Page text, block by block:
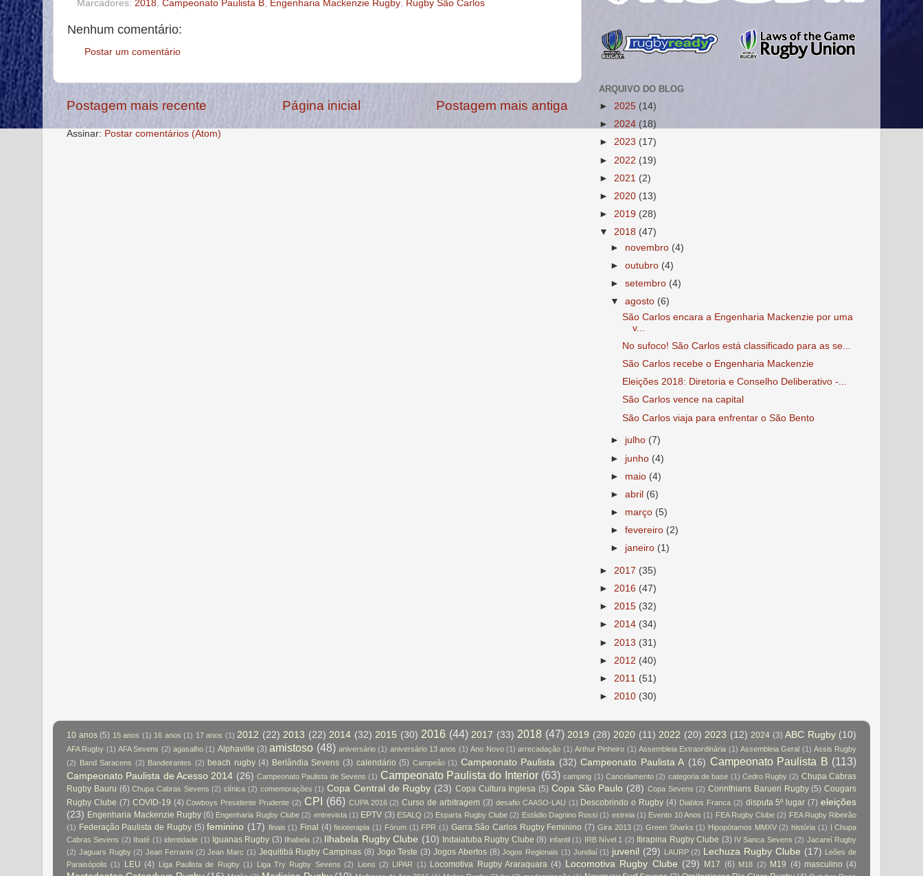
Marcadores: 2018, Campeonato Paulista B, Engenharia Mackenzie Rugby, Rugby São Carlos
Nenhum comentário:
Postar um comentário
Postagem mais recente Postagem mais antiga
Página inicial
Assinar: Postar comentários (Atom)
ARQUIVO DO BLOG
► 2025 (14)
► 2024 (18)
► 2023 (17)
► 2022 (19)
► 2021 (2)
► 2020 (13)
► 2019 (28)
▼
2018 (47)
► novembro (4)
►outubro (4)
►setembro (4)
▼
agosto (6)
São Carlos encara a Engenharia Mackenzie por uma
v...
No sufoco! São Carlos está classificado para as se...
São Carlos recebe o Engenharia Mackenzie
Eleições 2018: Diretoria e Conselho Deliberativo -...
São Carlos vence na capital
São Carlos viaja para enfrentar o São Bento
► julho (7)
► junho (4)
► maio (4)
►abril (6)
► março (5)
►fevereiro (2)
► janeiro (1)
► 2017 (35)
► 2016 (47)
► 2015 (32)
► 2014 (34)
► 2013 (31)
► 2012 (40)
► 2011 (51)
► 2010 (30)
10 anos (5) 15 anos (1) 16 anos (1) 17 anos (1) 2012 (22) 2013 (22) 2014 (32) 2015 (30) 2016 (44) 2017 (33) 2018 (47) 2019 (28) 2020 (11) 2022 (20) 2023 (12) 2024 (3) ABC Rugby (10)
AFA Rugby (1) AFA Sevens (2) agasalho (1) Alphaville (3) amistoso (48) aniversário (1) aniversário 13 anos (1) Ano Novo (1) arrecadação (1) Arthur Pinheiro (1) Assembleia Extraordinária (1) Assembleia Geral (1) Assis Rugby
(2) Band Saracens (2) Bandeirantes (2) beach rugby (4) Berlândia Sevens (3) calendário (5) Campeão (1) Campeonato Paulista (32) Campeonato Paulista A (16) Campeonato Paulista B (113)
Campeonato Paulista de Acesso 2014 (26) Campeonato Paulista de Sevens (1) Campeonato Paulista do Interior (63) camping (1) Cancelamento (2) categoria de base (1) Cedro Rugby (2) Chupa Cabras
Rugby Bauru (6) Chupa Cabras Sevens (2) clínica (2) comemorações (1) Copa Central de Rugby (23) Copa Cultura Inglesa (5) Copa São Paulo (28) Copa Sevens (2) Corinthians Barueri Rugby (5) Cougars
Rugby Clube (7) COVID-19 (4) Cowboys Presidente Prudente (2) CPI (66) CUPA 2016 (2) Curso de arbitragem (3) desafio CAASO-LAU (1) Descobrindo o Rugby (4) Diablos Franca (2) disputa 5º lugar (7) eleições
(23) Engenharia Mackenzie Rugby (6) Engenharia Rugby Clube (2) entrevista (1) EPTV (3) ESALQ (2) Esparta Rugby Clube (2) Estádio Dagnino Rossi (1) estreia (1) Evento 10 Anos (1) FEA Rugby Clube (2) FEA Rugby Ribeirão
(1) Federação Paulista de Rugby (5) feminino (17) finais (1) Final (4) fisioterapia (1) Fórum (1) FPR (1) Garra São Carlos Rugby Feminino (7) Gira 2013 (2) Green Sharks (1) Hipopótamos MMXV (2) história (1) I Chupa
Cabras Sevens (2) Ibaté (1) identidade (1) Iguanas Rugby (3) Ilhabela (2) Ilhabela Rugby Clube (10) Indaiatuba Rugby Clube (8) infantil (1) IRB Nível 1 (2) Itirapina Rugby Clube (3) IV Sanca Sevens (2) Jacareí Rugby
(2) Jaguars Rugby (2) Jean Ferrarini (2) Jean Marc (1) Jequitibá Rugby Campinas (8) Jogo Teste (3) Jogos Abertos (8) Jogos Regionais (1) Jundiaí (1) juvenil (29) LAURP (2) Lechuza Rugby Clube (17) Leões de
Paraisópolis (1) LEU (4) Liga Paulista de Rugby (1) Liga Try Rugby Sevens (2) Lions (2) LIPAR (1) Locomotiva Rugby Araraquara (4) Locomotiva Rugby Clube (29) M17 (6) M18 (2) M19 (4) masculino (4)